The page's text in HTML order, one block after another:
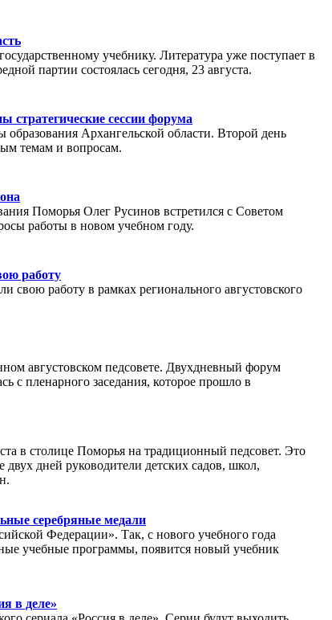
учебнику. Литература уже поступает в
партии состоялась сегодня, 23 августа.
стратегические сессии форума
Архангельской области. Второй день
темам и вопросам.
Поморья Олег Русинов встретился с Советом
работы в новом учебном году.
работу
свою работу в рамках регионального августовского
августовском педсовете. Двухдневный форум
с пленарного заседания, которое прошло в
в столице Поморья на традиционный педсовет. Это
дней руководители детских садов, школ,
серебряные медали
Федерации». Так, с нового учебного года
учебные программы, появится новый учебник
в деле»